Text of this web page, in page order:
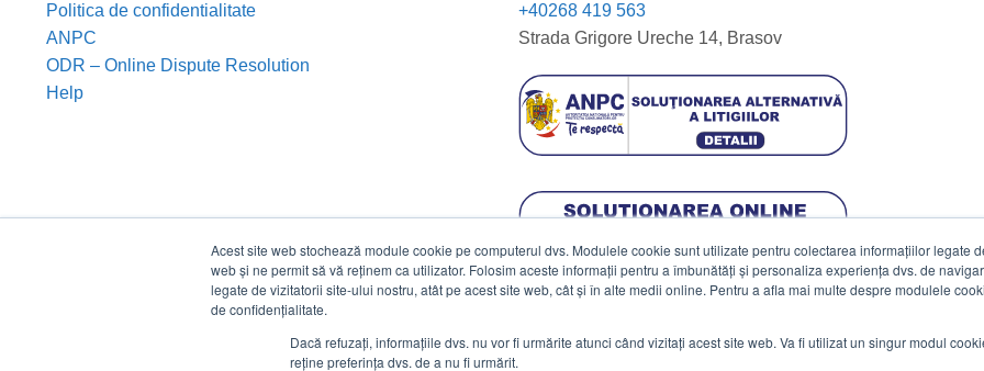
Acest site web stochează module cookie pe computerul dvs. Modulele cookie sunt utilizate pentru colectarea informațiilor legate
web și ne permit să vă reținem ca utilizator. Folosim aceste informații pentru a îmbunătăți și personaliza experiența dvs. de
legate de vizitatorii site-ului nostru, atât pe acest site web, cât și în alte medii online. Pentru a afla mai multe despre modulele
de confidențialitate.
Dacă refuzați, informațiile dvs. nu vor fi urmărite atunci când vizitați acest site web. Va fi utilizat un singur modul
reține preferința dvs. de a nu fi urmărit.
Politica de confidentialitate
ANPC
ODR – Online Dispute Resolution
Help
+40268 419 563
Strada Grigore Ureche 14, Brasov